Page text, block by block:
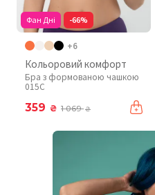
Фан Дні -66%
+6
Кольоровий комфорт
Бра з формованою чашкою
015C
359 ₴ 1 069₴